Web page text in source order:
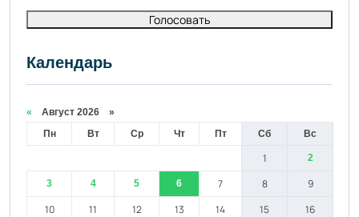
Голосовать
Календарь
« Август 2026 »
Пн
Вт Ср Чт Пт Сб Вс
1 2
3 4 5 6 7 8
9
10
11 12 13 14 15
16